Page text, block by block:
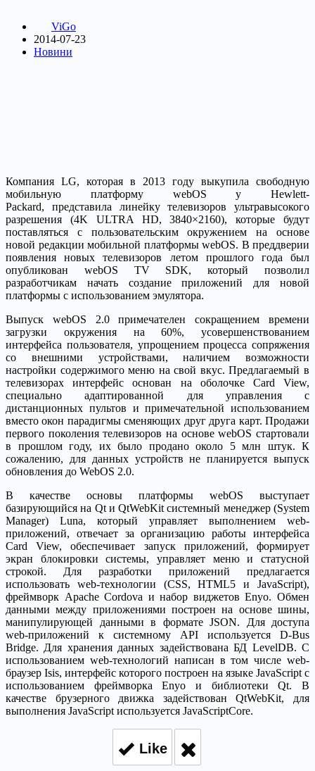
ViGo
2014-07-23
Новини
Компания LG, которая в 2013 году выкупила свободную
мобильную платформу webOS у Hewlett-
Packard, представила линейку телевизоров ультравысокого
разрешения (4K ULTRA HD, 3840×2160), которые будут
поставляться с пользовательским окружением на основе
новой редакции мобильной платформы webOS. В преддверии
появления новых телевизоров летом прошлого года был
опубликован webOS TV SDK, который позволил
разработчикам начать создание приложений для новой
платформы с использованием эмулятора.
Выпуск webOS 2.0 примечателен сокращением времени
загрузки окружения на 60%, усовершенствованием
интерфейса пользователя, упрощением процесса сопряжения
со внешними устройствами, наличием возможности
настройки содержимого меню на свой вкус. Предлагаемый в
телевизорах интерфейс основан на оболочке Card View,
специально адаптированной для управления с
дистанционных пультов и примечательной использованием
вместо окон парадигмы сменяющих друг друга карт. Продажи
первого поколения телевизоров на основе webOS стартовали
в прошлом году, их было продано около 5 млн штук. К
сожалению, для данных устройств не планируется выпуск
обновления до WebOS 2.0.
В качестве основы платформы webOS выступает
базирующийся на Qt и QtWebKit системный менеджер (System
Manager) Luna, который управляет выполнением web-
приложений, отвечает за организацию работы интерфейса
Card View, обеспечивает запуск приложений, формирует
экран блокировки системы, управляет меню и статусной
строкой. Для разработки приложений предлагается
использовать web-технологии (CSS, HTML5 и JavaScript),
фреймворк Apache Cordova и набор виджетов Enyo. Обмен
данными между приложениями построен на основе шины,
манипулирующей данными в формате JSON. Для доступа
web-приложений к системному API используется D-Bus
Bridge. Для хранения данных задействована БД LevelDB. С
использованием web-технологий написан в том числе web-
браузер Isis, интерфейс которого построен на языке JavaScript с
использованием фреймворка Enyo и библиотеки Qt. В
качестве брузерного движка задействован QtWebKit, для
выполнения JavaScript используется JavaScriptCore.
Like